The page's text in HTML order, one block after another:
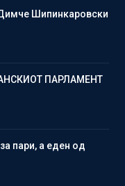
Шипинкаровски
ПАРЛАМЕНТ
пари, а еден од